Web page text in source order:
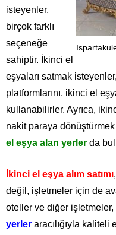
isteyenler,
birçok farklı
seçeneğe
sahiptir. İkinci el
eşyaları satmak
platformlarını, ikinci el
kullanabilirler. Ayrıca,
nakit paraya
el eşya alan yerler da
İkinci el eşya alım satımı
değil, işletmeler için de
oteller ve diğer işletmeler,
yerler aracılığıyla